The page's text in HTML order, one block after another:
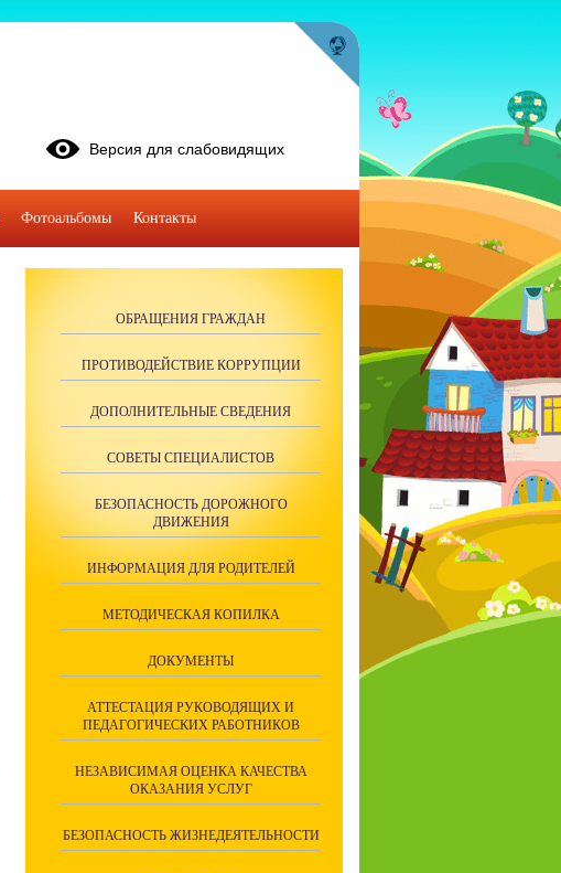
ОБРАЩЕНИЯ ГРАЖДАН
ПРОТИВОДЕЙСТВИЕ КОРРУПЦИИ
ДОПОЛНИТЕЛЬНЫЕ СВЕДЕНИЯ
СОВЕТЫ СПЕЦИАЛИСТОВ
БЕЗОПАСНОСТЬ ДОРОЖНОГО
ДВИЖЕНИЯ
ИНФОРМАЦИЯ ДЛЯ РОДИТЕЛЕЙ
МЕТОДИЧЕСКАЯ КОПИЛКА
ДОКУМЕНТЫ
АТТЕСТАЦИЯ РУКОВОДЯЩИХ И
ПЕДАГОГИЧЕСКИХ РАБОТНИКОВ
НЕЗАВИСИМАЯ ОЦЕНКА КАЧЕСТВА
ОКАЗАНИЯ УСЛУГ
БЕЗОПАСНОСТЬ ЖИЗНЕДЕЯТЕЛЬНОСТИ
Версия для слабовидящих
Фотоальбомы Контакты